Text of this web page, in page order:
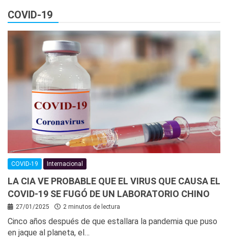
COVID-19
COVID-19 Internacional
LA CIA VE PROBABLE QUE EL VIRUS QUE CAUSA EL
COVID-19 SE FUGÓ DE UN LABORATORIO CHINO
27/01/2025 2 minutos de lectura
Cinco años después de que estallara la pandemia que puso
en jaque al planeta, el…